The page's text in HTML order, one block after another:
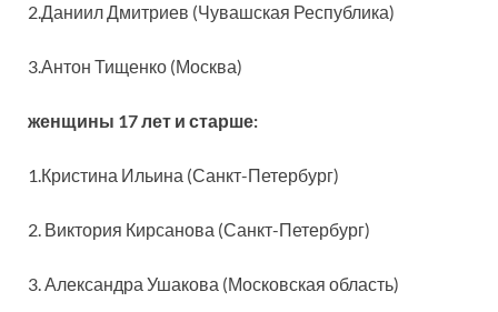
2.Даниил Дмитриев (Чувашская Республика)
3.Антон Тищенко (Москва)
женщины 17 лет и старше:
1.Кристина Ильина (Санкт-Петербург)
2. Виктория Кирсанова (Санкт-Петербург)
3. Александра Ушакова (Московская область)